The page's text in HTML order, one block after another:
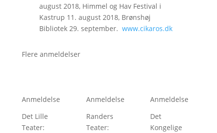
august 2018, Himmel og Hav Festival i
Kastrup 11. august 2018, Brønshøj
Bibliotek 29. september. www.cikaros.dk
Flere anmeldelser
Anmeldelse
Det Lille
Teater:
Anmeldelse
Randers
Teater:
Anmeldelse
Det
Kongelige